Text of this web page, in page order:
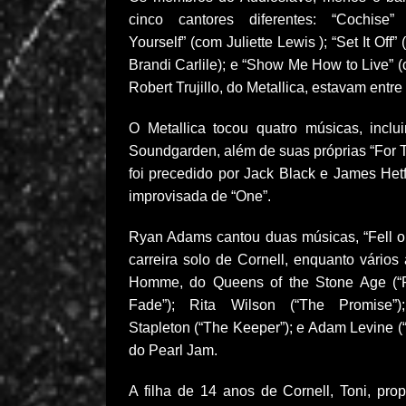
cinco cantores diferentes:
Yourself” (com Juliette Lewis ); “Set It
Brandi Carlile); e “Show Me How to Live”
Robert Trujillo, do Metallica, estavam
O Metallica tocou quatro músicas,
Soundgarden, além de suas próprias “For
foi precedido por Jack Black e James
improvisada de “One”.
Ryan Adams cantou duas músicas, “Fell
carreira solo de Cornell, enquanto
Homme, do Queens of the Stone Age
Fade”); Rita Wilson (“The
Stapleton (“The Keeper”); e Adam Levine
do Pearl Jam.
A filha de 14 anos de Cornell, Toni,